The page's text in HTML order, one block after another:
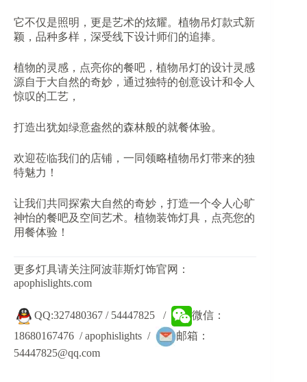
它不仅是照明，更是艺术的炫耀。植物吊灯款式新
颖，品种多样，深受线下设计师们的追捧。
植物的灵感，点亮你的餐吧，植物吊灯的设计灵感
源自于大自然的奇妙，通过独特的创意设计和令人
惊叹的工艺，
打造出犹如绿意盎然的森林般的就餐体验。
欢迎莅临我们的店铺，一同领略植物吊灯带来的独
特魅力！
让我们共同探索大自然的奇妙，打造一个令人心旷
神怡的餐吧及空间艺术。植物装饰灯具，点亮您的
用餐体验！
更多灯具请关注阿波菲斯灯饰官网：
apophislights.com
QQ:327480367 / 54447825 /
微信：
18680167476 / apophislights /
邮箱：
54447825@qq.com